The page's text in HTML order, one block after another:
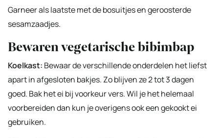
Garneer als laatste met de bosuitjes en geroosterde
sesamzaadjes.
Bewaren vegetarische bibimbap
Koelkast: Bewaar de verschillende onderdelen het liefst
apart in afgesloten bakjes. Zo blijven ze 2 tot 3 dagen
goed. Bak het ei bij voorkeur vers. Wil je het helemaal
voorbereiden dan kun je overigens ook een gekookt ei
gebruiken.